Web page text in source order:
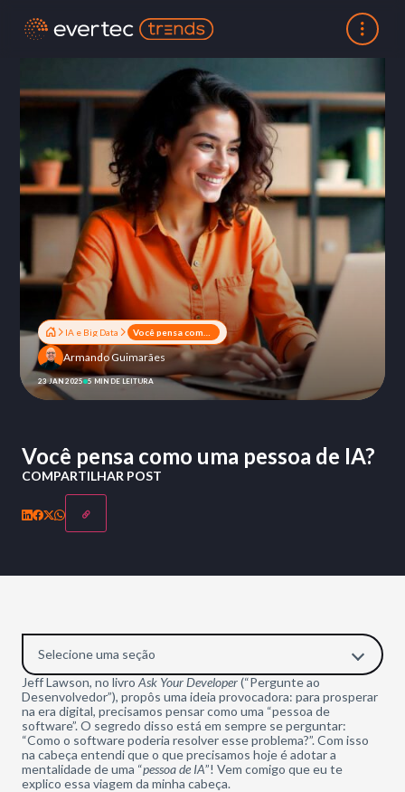
IA e Big Data
Armando Guimarães
23 JAN 2025 5 MIN DE LEITURA
Você pensa como uma pessoa de IA?
COMPARTILHAR POST
Selecione uma seção
Jeff Lawson, no livro Ask Your Developer(“Pergunte ao
Desenvolvedor”), propôs uma ideia provocadora: para prosperar
na era digital, precisamos pensar como uma “pessoa de
software”. O segredo disso está em sempre se perguntar:
“Como o software poderia resolver esse problema?”. Com isso
na cabeça entendi que o que precisamos hoje é adotar a
mentalidade de uma “pessoa de IA”! Vem comigo que eu te
explico essa viagem da minha cabeça.